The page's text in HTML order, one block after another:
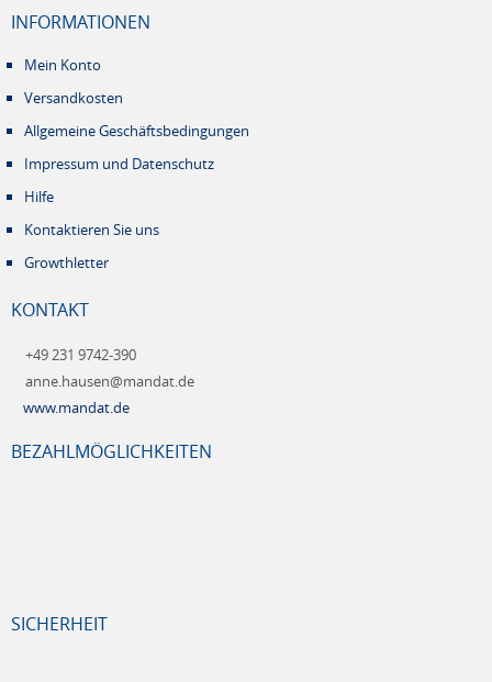
INFORMATIONEN
Mein Konto
Versandkosten
Allgemeine Geschäftsbedingungen
Impressum und Datenschutz
Hilfe
Kontaktieren Sie uns
Growthletter
KONTAKT
+49 231 9742-390
anne.hausen@mandat.de
www.mandat.de
BEZAHLMÖGLICHKEITEN
SICHERHEIT